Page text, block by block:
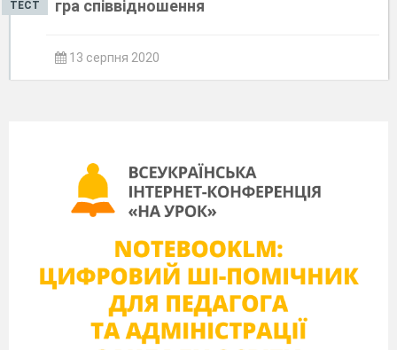
ТЕСТ гра співвідношення
13 серпня 2020